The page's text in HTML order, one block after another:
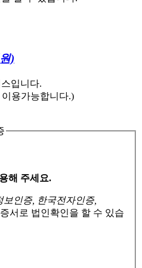
)
입니다.
이용가능합니다.)
해 주세요.
보인증, 한국전자인증,
서로 법인확인을 할 수 있습